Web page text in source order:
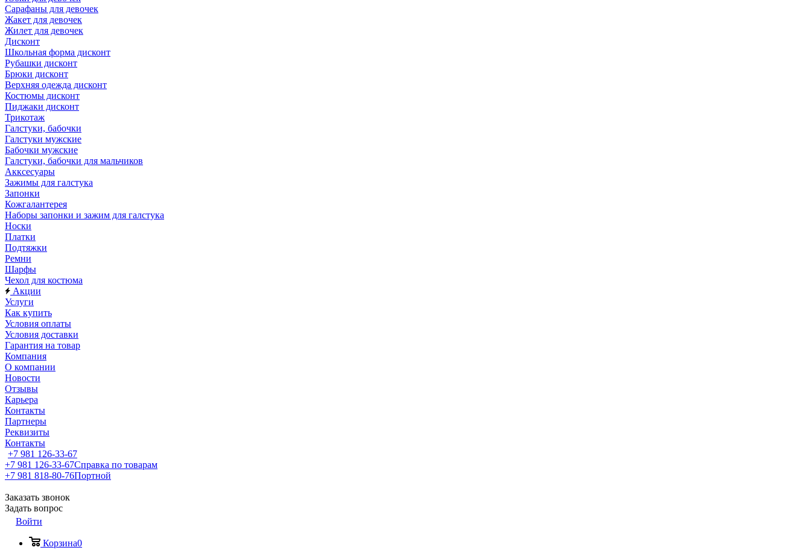
Сарафаны для девочек
Жакет для девочек
Жилет для девочек
Дисконт
Школьная форма дисконт
Рубашки дисконт
Брюки дисконт
Верхняя одежда дисконт
Костюмы дисконт
Пиджаки дисконт
Трикотаж
Галстуки, бабочки
Галстуки мужские
Бабочки мужские
Галстуки, бабочки для мальчиков
Акксесуары
Зажимы для галстука
Запонки
Кожгалантерея
Наборы запонки и зажим для галстука
Носки
Платки
Подтяжки
Ремни
Шарфы
Чехол для костюма
Акции
Услуги
Как купить
Условия оплаты
Условия доставки
Гарантия на товар
Компания
О компании
Новости
Отзывы
Карьера
Контакты
Партнеры
Реквизиты
Контакты
+7 981 126-33-67
+7 981 126-33-67Справка по товарам
+7 981 818-80-76Портной
Заказать звонок
Задать вопрос
Войти
Корзина0